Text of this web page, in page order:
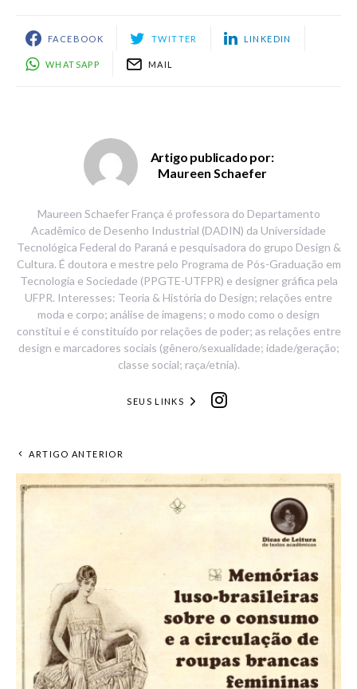
FACEBOOK TWITTER LINKEDIN
WHATSAPP MAIL
Artigo publicado por:
Maureen Schaefer
Maureen Schaefer França é professora do Departamento
Acadêmico de Desenho Industrial (DADIN) da Universidade
Tecnológica Federal do Paraná e pesquisadora do grupo Design &
Cultura. É doutora e mestre pelo Programa de Pós-Graduação em
Tecnologia e Sociedade (PPGTE-UTFPR) e designer gráfica pela
UFPR. Interesses: Teoria & História do Design; relações entre
moda e corpo; análise de imagens; o modo como o design
constitui e é constituído por relações de poder; as relações entre
design e marcadores sociais (gênero/sexualidade; idade/geração;
classe social; raça/etnia).
SEUS LINKS
ARTIGO ANTERIOR